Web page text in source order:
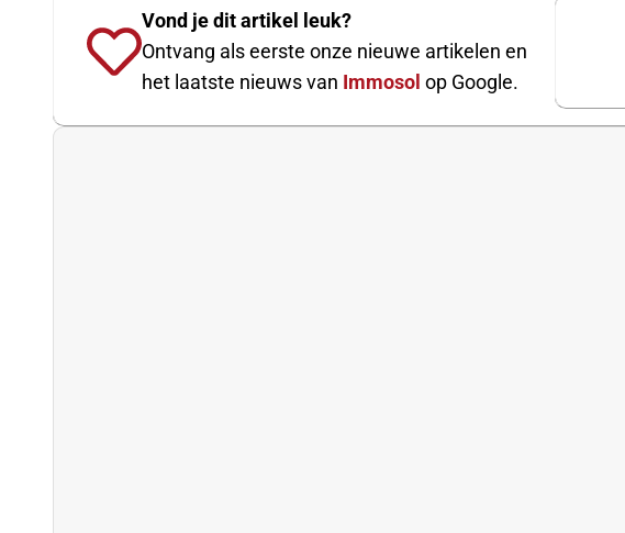
Vond je dit artikel leuk?
Ontvang als eerste onze nieuwe artikelen en
het laatste nieuws van Immosol op Google.